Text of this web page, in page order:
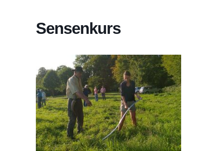
Sen­sen­kurs